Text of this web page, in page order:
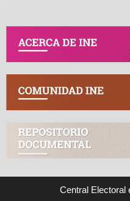
Central Electoral